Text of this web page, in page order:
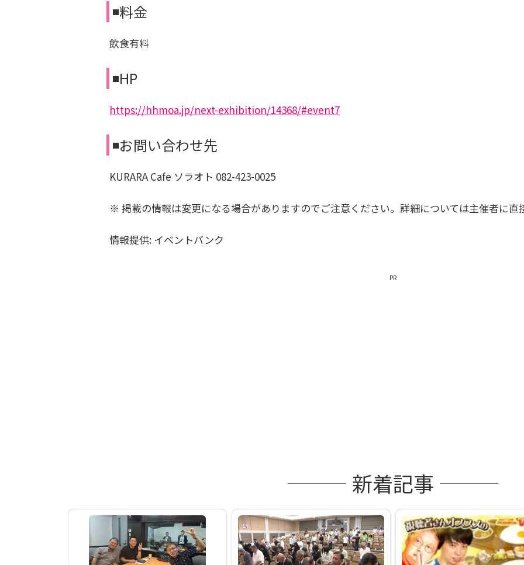
◾️料金
飲食有料
◾️HP
https://hhmoa.jp/next-exhibition/14368/#event7
◾️お問い合わせ先
KURARA Cafe ソラオト 082-423-0025
※ 掲載の情報は変更になる場合がありますのでご注意ください。詳細については主催者に直
情報提供: イベントバンク
PR
新着記事